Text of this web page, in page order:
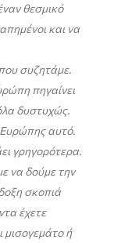
θεσμικό
και να
συζητάμε.
πηγαίνει
δυστυχώς.
Ευρώπης αυτό.
γρηγορότερα.
να δούμε την
σκοπιά
έχετε
μισογεμάτο ή